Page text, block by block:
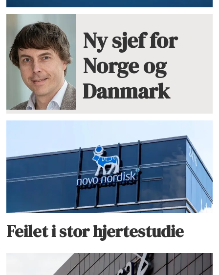
Ny sjef for
Norge og
Danmark
Feilet i stor hjertestudie